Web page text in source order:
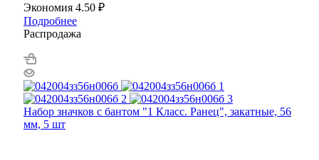
Экономия 4.50 ₽
Подробнее
Распродажа
Набор значков с бантом "1 Класс. Ранец", закатные, 56
мм, 5 шт